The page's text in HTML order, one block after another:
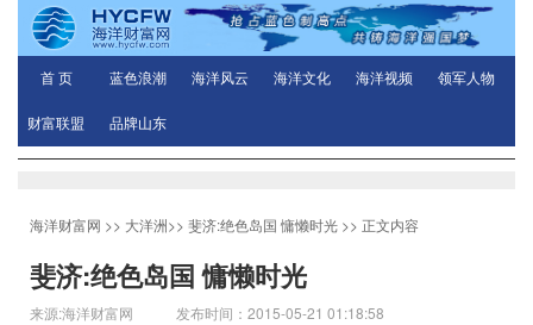
首 页 蓝色浪潮 海洋风云 海洋文化 海洋视频 领军人物
财富联盟 品牌山东
海洋财富网 >> 大洋洲>> 斐济:绝色岛国 慵懒时光 >> 正文内容
斐济:绝色岛国 慵懒时光
来源:海洋财富网 发布时间：2015-05-21 01:18:58